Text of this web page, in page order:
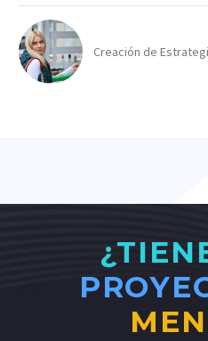
Creación de